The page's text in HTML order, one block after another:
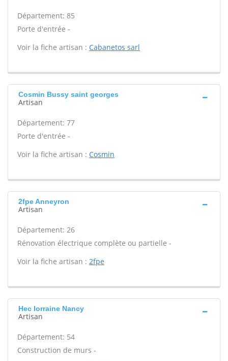
Département: 85
Porte d'entrée -
Voir la fiche artisan : Cabanetos sarl
Cosmin Bussy saint georges
Artisan
Département: 77
Porte d'entrée -
Voir la fiche artisan : Cosmin
2fpe Anneyron
Artisan
Département: 26
Rénovation électrique complète ou partielle -
Voir la fiche artisan : 2fpe
Hec lorraine Nancy
Artisan
Département: 54
Construction de murs -